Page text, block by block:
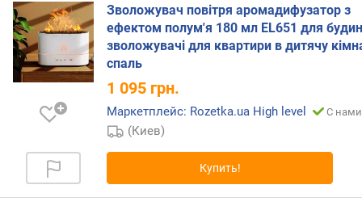
е
в
ы
м
о
т
ы
в
Зволожувач повітря аромадифузатор з
ефектом полум'я 180 мл EL651 для
зволожувачі для квартири в дитячу
спаль
1 095 грн.
Маркетплейс: Rozetka.ua High level С нами
(Киев)
Купить!